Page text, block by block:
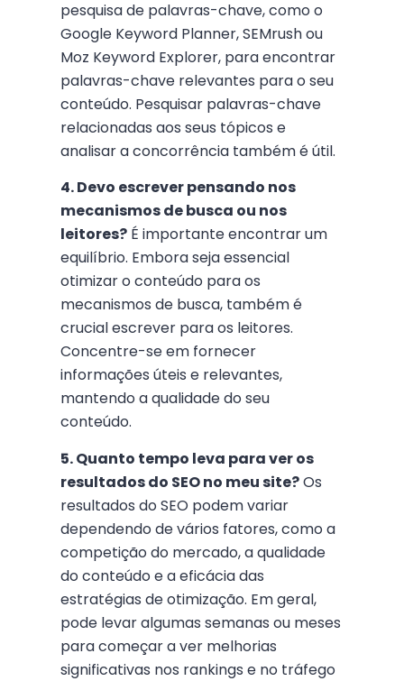
pesquisa de palavras-chave, como o
Google Keyword Planner, SEMrush ou
Moz Keyword Explorer, para encontrar
palavras-chave relevantes para o seu
conteúdo. Pesquisar palavras-chave
relacionadas aos seus tópicos e
analisar a concorrência também é útil.
4. Devo escrever pensando nos
mecanismos de busca ou nos
leitores? É importante encontrar um
equilíbrio. Embora seja essencial
otimizar o conteúdo para os
mecanismos de busca, também é
crucial escrever para os leitores.
Concentre-se em fornecer
informações úteis e relevantes,
mantendo a qualidade do seu
conteúdo.
5. Quanto tempo leva para ver os
resultados do SEO no meu site?Os
resultados do SEO podem variar
dependendo de vários fatores, como a
competição do mercado, a qualidade
do conteúdo e a eficácia das
estratégias de otimização. Em geral,
pode levar algumas semanas ou meses
para começar a ver melhorias
significativas nos rankings e no tráfego